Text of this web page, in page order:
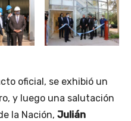
oficial, se exhibió un
y luego una salutación
la Nación, Julián